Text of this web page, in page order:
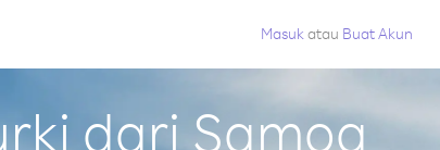
Masuk atau Buat Akun
dari Samoa